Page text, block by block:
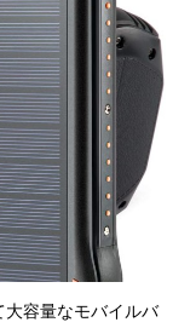
容量なモバイルバ